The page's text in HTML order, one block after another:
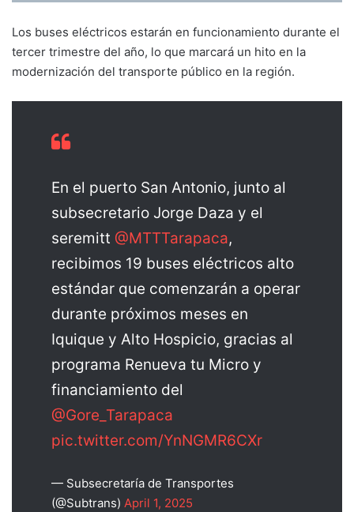
Los buses eléctricos estarán en funcionamiento durante el
tercer trimestre del año, lo que marcará un hito en la
modernización del transporte público en la región.
En el puerto San Antonio, junto al
subsecretario Jorge Daza y el
seremitt @MTTTarapaca,
recibimos 19 buses eléctricos alto
estándar que comenzarán a operar
durante próximos meses en
Iquique y Alto Hospicio, gracias al
programa Renueva tu Micro y
financiamiento del
@Gore_Tarapaca
pic.twitter.com/YnNGMR6CXr
— Subsecretaría de Transportes
(@Subtrans) April 1, 2025